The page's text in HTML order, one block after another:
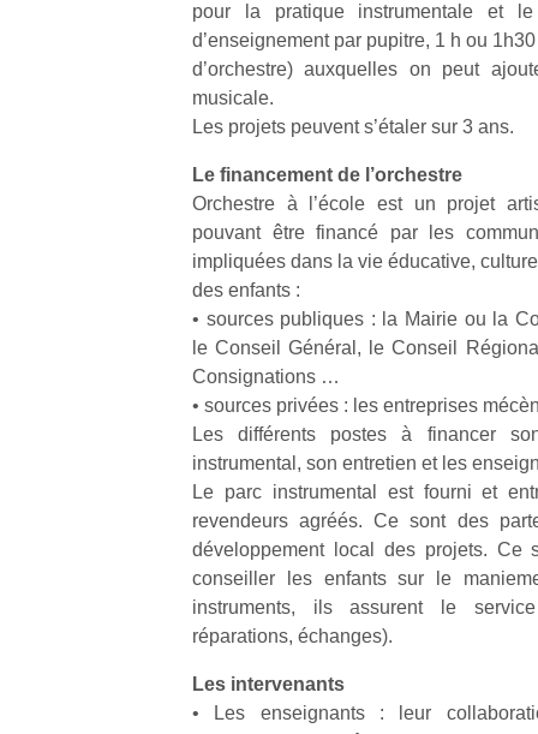
pour la pratique instrumentale et
d’enseignement par pupitre, 1 h ou 1h30
d’orchestre) auxquelles on peut
musicale.
Les projets peuvent s’étaler sur 3 ans.
Le financement de l’orchestre
Orchestre à l’école est un projet
pouvant être financé par les
impliquées dans la vie éducative,
des enfants :
• sources publiques : la Mairie ou la
le Conseil Général, le Conseil
Consignations …
• sources privées : les entreprises
Les différents postes à financer
instrumental, son entretien et les
Le parc instrumental est fourni et
revendeurs agréés. Ce sont des
développement local des projets. Ce
conseiller les enfants sur le
instruments, ils assurent le
réparations, échanges).
Les intervenants
• Les enseignants : leur
à
…